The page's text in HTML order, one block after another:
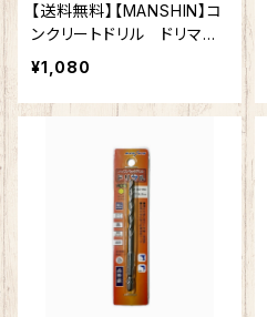
【送料無料】【MANSHIN】コ
ンクリートドリル ドリマ
ル 6.5mm 六角軸 陶
器タイル 木材 ブロッ
ク モルタル インパクト
用途ビット クロスシンニン
グ加工 切れ味抜群 作業
¥1,080